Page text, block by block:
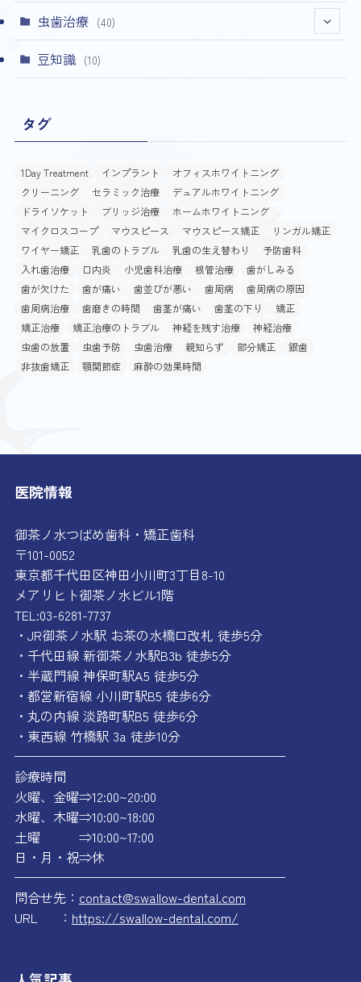
虫歯治療 (40)
豆知識 (10)
タグ
1Day Treatment インプラント
オフィスホワイトニング
クリーニング
セラミック治療
デュアルホワイトニング
ドライソケット
ブリッジ治療
ホームホワイトニング
マイクロスコープ
マウスピース マウスピース矯正
リンガル矯正
ワイヤー矯正
乳歯のトラブル 乳歯の生え替わり
予防歯科
入れ歯治療
口内炎 小児歯科治療 根管治療
歯がしみる
歯が欠けた
歯が痛い 歯並びが悪い 歯周病
歯周病の原因
歯周病治療
歯磨きの時間 歯茎が痛い 歯茎の下り
矯正
矯正治療
矯正治療のトラブル 神経を残す治療
神経治療
虫歯の放置
虫歯予防 虫歯治療 親知らず 部分矯正
銀歯
非抜歯矯正
顎関節症 麻酔の効果時間
医院情報
御茶ノ水つばめ歯科・矯正歯科
〒101-0052
東京都千代田区神田小川町3丁目8-10
メアリヒト御茶ノ水ビル1階
TEL:03-6281-7737
・JR御茶ノ水駅 お茶の水橋口改札 徒歩5分
・千代田線 新御茶ノ水駅B3b 徒歩5分
・半蔵門線 神保町駅A5 徒歩5分
・都営新宿線 小川町駅B5 徒歩6分
・丸の内線 淡路町駅B5 徒歩6分
・東西線 竹橋駅 3a 徒歩10分
—————————————————————
診療時間
火曜、金曜⇒12:00~20:00
水曜、木曜⇒10:00~18:00
土曜 ⇒10:00~17:00
日・月・祝⇒休
—————————————————————
問合せ先： contact@swallow-dental.com
URL ： https://swallow-dental.com/